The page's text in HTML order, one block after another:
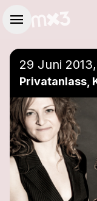
menu
29 Juni
Privatanlass,
Einer